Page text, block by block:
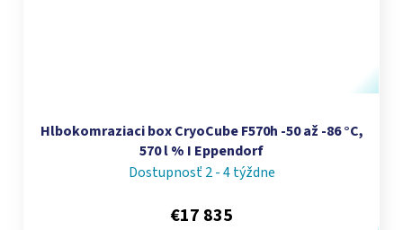
Hlbokomraziaci box CryoCube F570h -50 až -86 °C,
570 l % I Eppendorf
Dostupnosť 2 - 4 týždne
€17 835